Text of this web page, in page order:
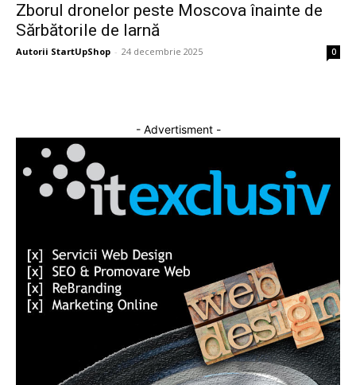
Zborul dronelor peste Moscova înainte de
Sărbătorile de Iarnă
Autorii StartUpShop - 24 decembrie 2025 0
- Advertisment -